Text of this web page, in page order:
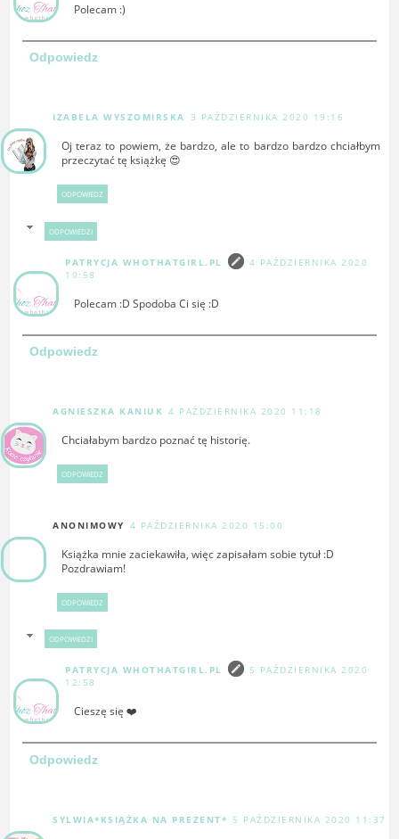
Polecam :)
Odpowiedz
IZABELA WYSZOMIRSKA 3 PAŹDZIERNIKA 2020 19:16
Oj teraz to powiem, że bardzo, ale to bardzo bardzo chciałbym
przeczytać tę książkę 😍
ODPOWIEDZ
ODPOWIEDZI
PATRYCJA WHOTHATGIRL.PL
4 PAŹDZIERNIKA 2020
10:58
Polecam :D Spodoba Ci się :D
Odpowiedz
AGNIESZKA KANIUK 4 PAŹDZIERNIKA 2020 11:18
Chciałabym bardzo poznać tę historię.
ODPOWIEDZ
ANONIMOWY 4 PAŹDZIERNIKA 2020 15:00
Książka mnie zaciekawiła, więc zapisałam sobie tytuł :D
Pozdrawiam!
ODPOWIEDZ
ODPOWIEDZI
PATRYCJA WHOTHATGIRL.PL
5 PAŹDZIERNIKA 2020
12:58
Cieszę się ❤️
Odpowiedz
SYLWIA*KSIĄŻKA NA PREZENT* 5 PAŹDZIERNIKA 2020 11:37